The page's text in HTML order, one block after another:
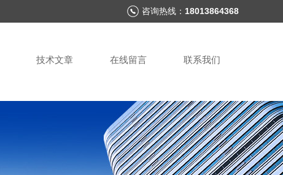
咨询热线： 18013864368
技术文章 在线留言 联系我们